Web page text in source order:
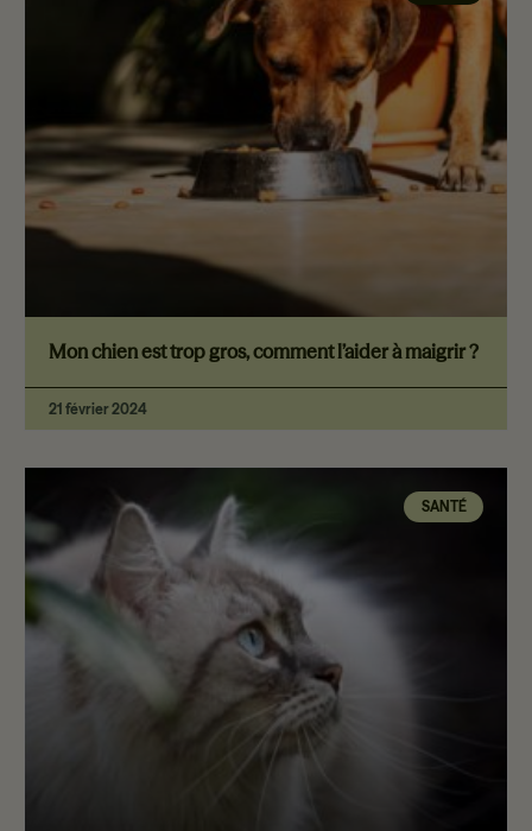
Mon chien est trop gros, comment l’aider à maigrir ?
21 février 2024
SANTÉ